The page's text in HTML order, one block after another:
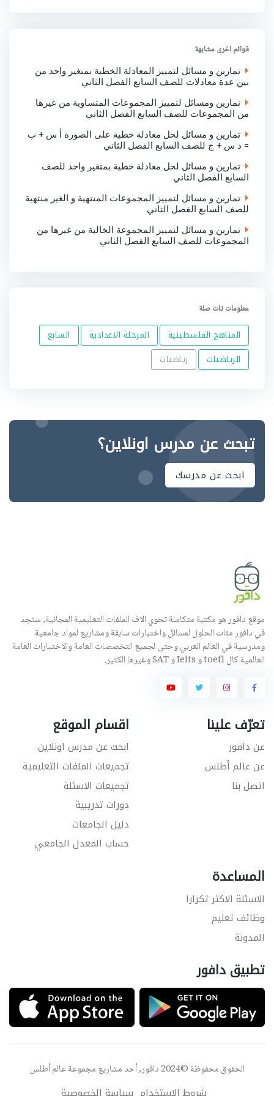
قوائم اخرى مشابهة
تمارين و مسائل لتمييز المعادلة الخطية بمتغير واحد من
بين عدة معادلات للصف السابع الفصل الثاني
تمارين ومسائل لتمييز المجموعات المتساوية من غيرها
من المجموعات للصف السابع الفصل الثاني
تمارين و مسائل لحل معادلة خطية على الصورة أ س + ب
= د س + ج للصف السابع الفصل الثاني
تمارين و مسائل لحل معادلة خطية بمتغير واحد للصف
السابع الفصل الثاني
تمارين و مسائل لتمييز المجموعات المنتهية و الغير منتهية
للصف السابع الفصل الثاني
تمارين و مسائل لتمييز المجموعة الخالية من غيرها من
المجموعات للصف السابع الفصل الثاني
معلومات ذات صلة
المناهج الفلسطينية المرحلة الاعدادية
السابع
الرياضيات
رياضيات
تبحث عن مدرس اونلاين؟
ابحث عن مدرسك
موقع دافور هو مكتبة متكاملة تحوي الاف الملفات التعليمية المجانية, ستجد
في دافور مئات الحلول لمسائل واختبارات سابقة ومشاريع لمواد جامعية
ومدرسية في العالم العربي وحتى لجميع التخصصات العامة والاختبارات العامة
العالمية كال toefl و Ielts و SAT وغيرها الكثير.
تعرّف علينا
عن دافور
عن عالم أطلس
اتصل بنا
اقسام الموقع
ابحث عن مدرس اونلاين
تجميعات الملفات التعليمية
تجميعات الاسئلة
دورات تدريبية
دليل الجامعات
حساب المعدل الجامعي
المساعدة
الاسئلة الاكثر تكرارا
وظائف تعليم
المدونة
تطبيق دافور
الحقوق محفوظة ©2024 دافور, أحد مشاريع مجموعة عالم أطلس